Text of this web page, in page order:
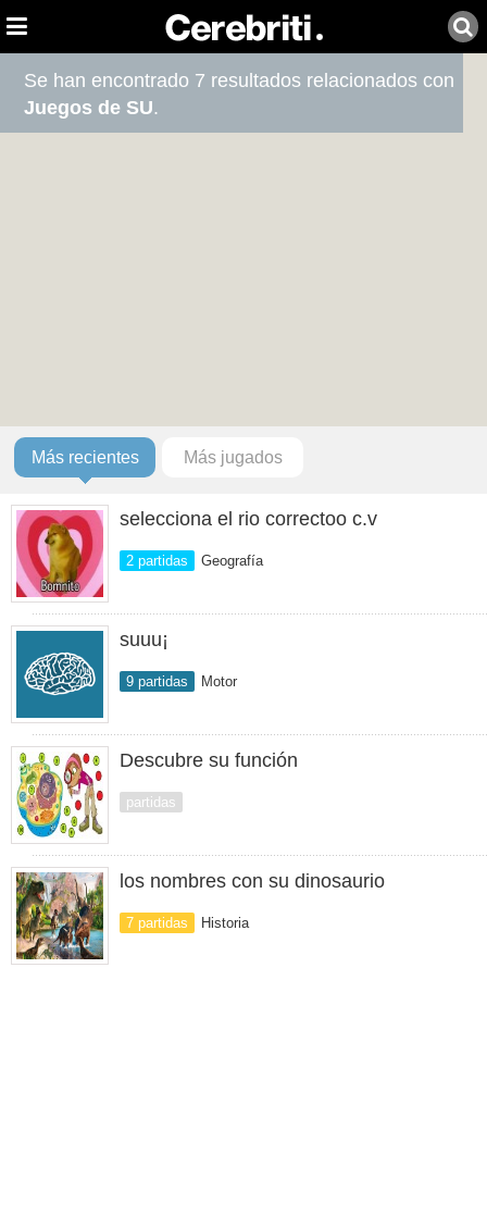
Se han encontrado 7 resultados relacionados con
Juegos de SU.
Más recientes Más jugados
selecciona el rio correctoo c.v
2 partidas Geografía
suuu¡
9 partidas Motor
Descubre su función
partidas
los nombres con su dinosaurio
7 partidas Historia